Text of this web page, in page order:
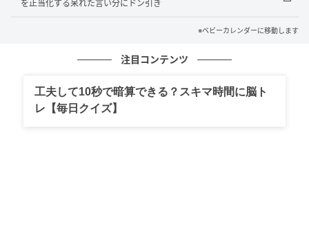
イラスト：マキノ
※ベビーカレンダーが独自に実施したアンケートで集
めた読者様の体験談をもとに記事化しています（回答
ベビーカレンダー編集部
を正当化する呆れた言い分にドン引き
※ベビーカレンダーに移動します
注目コンテンツ
工夫して10秒で暗算できる？スキマ時間に脳ト
レ【毎日クイズ】